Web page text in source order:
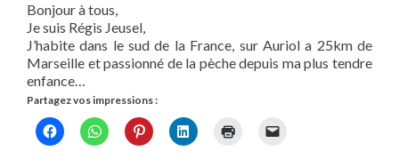
Bonjour à tous,
Je suis Régis Jeusel,
J’habite dans le sud de la France, sur Auriol a 25km de
Marseille et passionné de la pèche depuis ma plus tendre
enfance…
Partagez vos impressions :